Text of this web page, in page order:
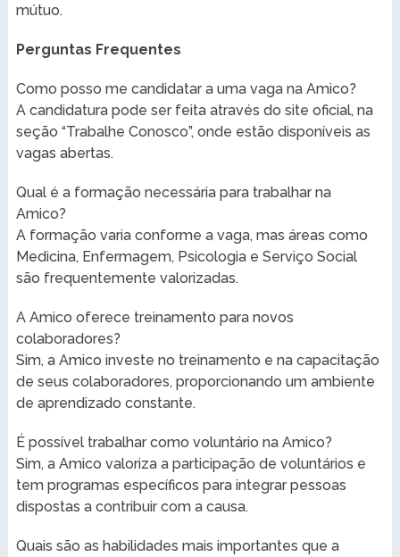
mútuo.
Perguntas Frequentes
Como posso me candidatar a uma vaga na Amico?
A candidatura pode ser feita através do site oficial, na
seção “Trabalhe Conosco”, onde estão disponíveis as
vagas abertas.
Qual é a formação necessária para trabalhar na
Amico?
A formação varia conforme a vaga, mas áreas como
Medicina, Enfermagem, Psicologia e Serviço Social
são frequentemente valorizadas.
A Amico oferece treinamento para novos
colaboradores?
Sim, a Amico investe no treinamento e na capacitação
de seus colaboradores, proporcionando um ambiente
de aprendizado constante.
É possível trabalhar como voluntário na Amico?
Sim, a Amico valoriza a participação de voluntários e
tem programas específicos para integrar pessoas
dispostas a contribuir com a causa.
Quais são as habilidades mais importantes que a